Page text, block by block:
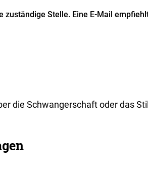
zuständige Stelle. Eine E-Mail
die Schwangerschaft oder das